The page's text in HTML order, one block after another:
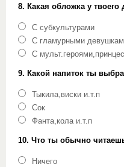
8. Какая обложка у твоего
С субкультурами
С гламурными
С
9. Какой напиток ты
Тыкила,виски и.т.п
Сок
Фанта,кола и.т.п
10. Что ты обычно
Ничего